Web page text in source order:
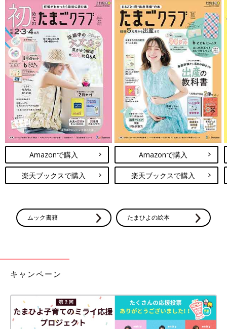
Amazonで購入
楽天ブックスで購入
Amazonで購入
楽天ブックスで購入
ムック書籍 たまひよの絵本
キャンペーン